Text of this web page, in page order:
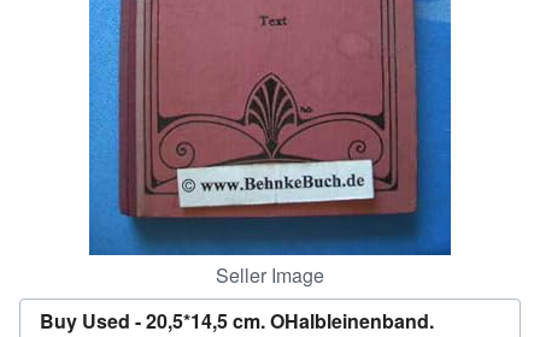
Seller Image
Buy Used -20,5*14,5 cm. OHalbleinenband.